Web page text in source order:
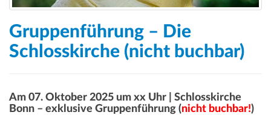
Gruppenführung – Die
Schlosskirche (nicht buchbar)
Am 07. Oktober 2025 um xx Uhr | Schlosskirche
Bonn – exklusive Gruppenführung (nicht buchbar!)